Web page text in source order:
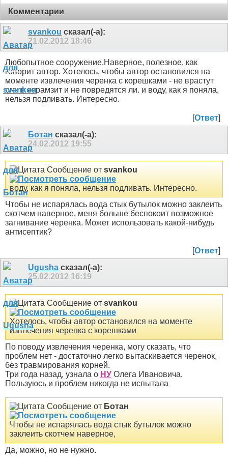
Комментарии
svankou сказал(-а):
21.02.2012 18:46
Любопытное сооружение.Наверное, полезное, как
говорит автор. Хотелось, чтобы автор остановился на
моменте извлечения черенка с корешками - не врастут
они в керамзит и не повредятся ли. и воду, как я поняла,
нельзя подливать. Интересно.
[Ответ]
Ботан сказал(-а):
24.02.2012 19:55
Сообщение от svankou
воду, как я поняла, нельзя подливать. Интересно.
Чтобы не испарялась вода стык бутылок можно заклеить
скотчем наверное, меня больше беспокоит возможное
загнивание черенка. Может использовать какой-нибудь
антисептик?
[Ответ]
Ugusha сказал(-а):
25.02.2012 16:19
Сообщение от svankou
Хотелось, чтобы автор остановился на моменте
извлечения черенка с корешками
По поводу извлечения черенка, могу сказать, что
проблем нет - достаточно легко вытаскивается черенок,
без травмирования корней.
Три года назад, узнала о НУ Олега Ивановича.
Пользуюсь и проблем никогда не испытала
Сообщение от Ботан
Чтобы не испарялась вода стык бутылок можно
заклеить скотчем наверное,
Да, можно, но не нужно.